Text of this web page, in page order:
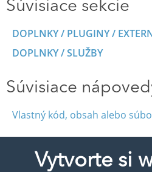
Súvisiace sekcie
DOPLNKY / PLUGINY /
DOPLNKY / SLUŽBY
Súvisiace
Vytvorte si